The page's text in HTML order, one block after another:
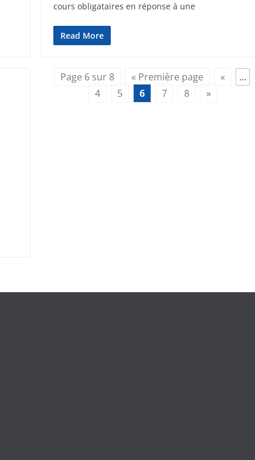
cours obligataires en réponse à une
Read More
Page 6 sur 8 « Première page «
…
4
5 6 7 8 »